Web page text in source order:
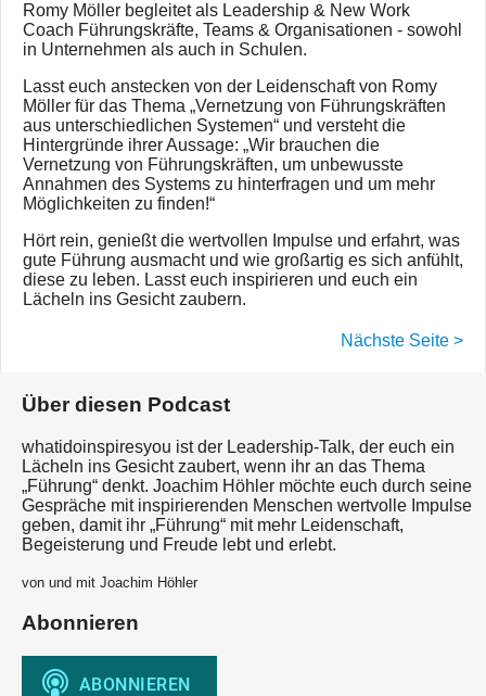
Romy Möller begleitet als Leadership & New Work
Coach Führungskräfte, Teams & Organisationen - sowohl
in Unternehmen als auch in Schulen.
Lasst euch anstecken von der Leidenschaft von Romy
Möller für das Thema „Vernetzung von Führungskräften
aus unterschiedlichen Systemen“ und versteht die
Hintergründe ihrer Aussage: „Wir brauchen die
Vernetzung von Führungskräften, um unbewusste
Annahmen des Systems zu hinterfragen und um mehr
Möglichkeiten zu finden!“
Hört rein, genießt die wertvollen Impulse und erfahrt, was
gute Führung ausmacht und wie großartig es sich anfühlt,
diese zu leben. Lasst euch inspirieren und euch ein
Lächeln ins Gesicht zaubern.
Nächste Seite >
Über diesen Podcast
whatidoinspiresyou ist der Leadership-Talk, der euch ein
Lächeln ins Gesicht zaubert, wenn ihr an das Thema
„Führung“ denkt. Joachim Höhler möchte euch durch seine
Gespräche mit inspirierenden Menschen wertvolle Impulse
geben, damit ihr „Führung“ mit mehr Leidenschaft,
Begeisterung und Freude lebt und erlebt.
von und mit Joachim Höhler
Abonnieren